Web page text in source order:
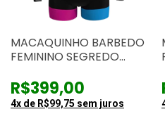
MACAQUINHO BARBEDO
FEMININO SEGREDO
R$399,00
4x de R$99,75 sem juros